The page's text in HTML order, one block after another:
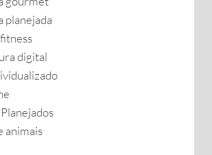
planejada
digital
animais